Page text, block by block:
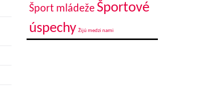
Šport mládeže Športové
úspechy Žijú medzi nami